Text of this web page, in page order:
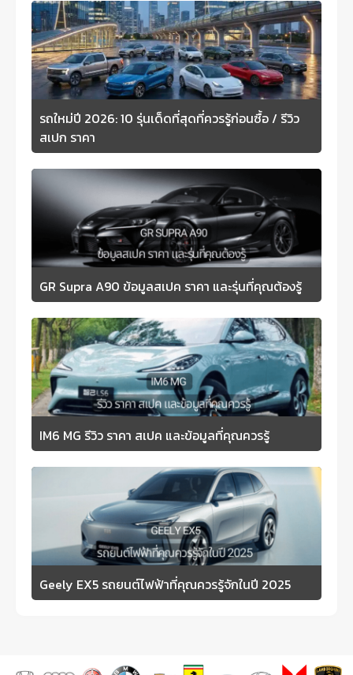
รถใหม่ปี 2026: 10 รุ่นเด็ดที่สุดที่ควรรู้ก่อนซื้อ / รีวิว
สเปก ราคา
GR Supra A90 ข้อมูลสเปค ราคา และรุ่นที่คุณต้องรู้
IM6 MG รีวิว ราคา สเปค และข้อมูลที่คุณควรรู้
Geely EX5 รถยนต์ไฟฟ้าที่คุณควรรู้จักในปี 2025